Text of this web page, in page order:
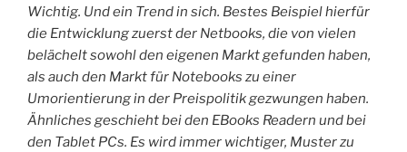
Wichtig. Und ein Trend in sich. Bestes Beispiel hierfür
die Entwicklung zuerst der Netbooks, die von vielen
belächelt sowohl den eigenen Markt gefunden haben,
als auch den Markt für Notebooks zu einer
Umorientierung in der Preispolitik gezwungen haben.
Ähnliches geschieht bei den EBooks Readern und bei
den Tablet PCs. Es wird immer wichtiger, Muster zu